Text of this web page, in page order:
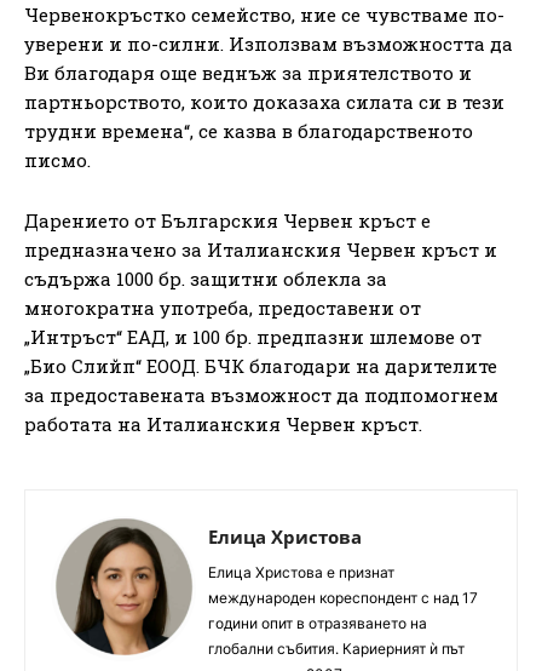
Червенокръстко семейство, ние се чувстваме по-
уверени и по-силни. Използвам възможността да
Ви благодаря още веднъж за приятелството и
партньорството, които доказаха силата си в тези
трудни времена“, се казва в благодарственото
писмо.
Дарението от Българския Червен кръст е
предназначено за Италианския Червен кръст и
съдържа 1000 бр. защитни облекла за
многократна употреба, предоставени от
„Интръст“ ЕАД, и 100 бр. предпазни шлемове от
„Био Слийп“ ЕООД. БЧК благодари на дарителите
за предоставената възможност да подпомогнем
работата на Италианския Червен кръст.
Елица Христова
Елица Христова е признат
международен кореспондент с над 17
години опит в отразяването на
глобални събития. Кариерният ѝ път